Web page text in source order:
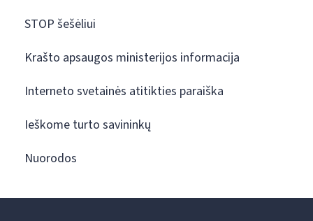
STOP šešėliui
Krašto apsaugos ministerijos informacija
Interneto svetainės atitikties paraiška
Ieškome turto savininkų
Nuorodos